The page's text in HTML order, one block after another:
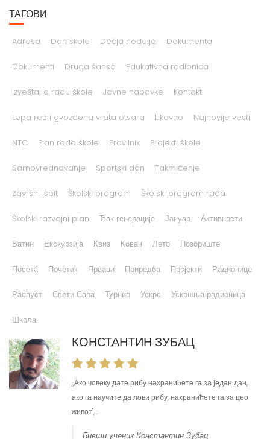
ТАГОВИ
Adresa Dan škole Dečja nedelja Dokumenta
Dokumenti Druga šansa Edukativna radionica
Izveštaj o radu škole Javne nabavke Kontakt
Lepa reč i gvozdena vrata otvara Likovno Najnovije vesti
NTC Plan rada škole Pravilnik Projekti škole
Samovrednovanje Sportski dan Takmičenje
Završni ispit Školski program Školski program rada
Školski razvojni plan Ђак генерације Јануар Активности
Ватин Екскурзија Квиз Ковач Лето Позориште
Посета Почетак Прваци Приредба Пројекти Радионице
Распуст Свети Сава Турнир Ускрс Ускршња радионица
Школа
КОНСТАНТИН ЗУБАЦ
,,Ако човеку дате рибу нахранићете га за један дан,
ако га научите да лови рибу, нахранићете га за цео
живот'',...
Бивши ученик Константин Зубац